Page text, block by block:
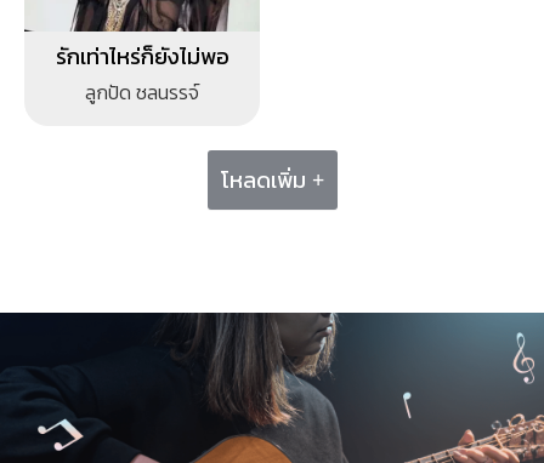
รักเท่าไหร่ก็ยังไม่พอ
ลูกปัด ชลนรรจ์
โหลดเพิ่ม +